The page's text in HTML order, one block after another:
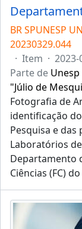
BR SPUNESP
20230329.044
· Item · 2023-
Parte de
"Júlio de
Fotografia de
identificação
Pesquisa e
Laboratórios
Departamento
Ciências (FC)